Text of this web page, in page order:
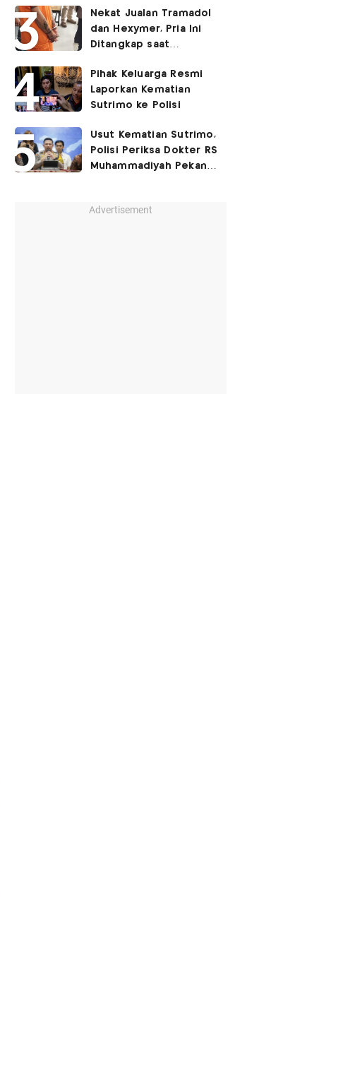
Dihukum Seumur Hidup
Nekat Jualan Tramadol
dan Hexymer, Pria Ini
Ditangkap saat
Pihak Keluarga Resmi
Laporkan Kematian
Sutrimo ke Polisi
Usut Kematian Sutrimo,
Polisi Periksa Dokter RS
Muhammadiyah Pekan
Advertisement